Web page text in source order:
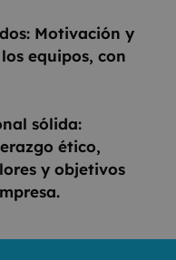
Motivación y
equipos, con
sólida:
ético,
y objetivos